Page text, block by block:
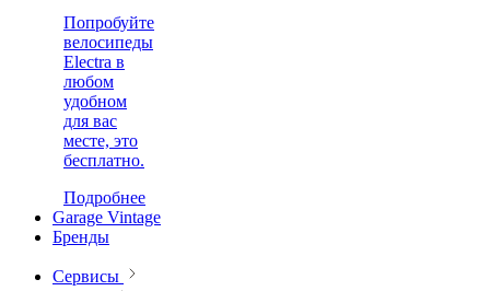
Попробуйте
велосипеды
Electra в
любом
удобном
для вас
месте, это
бесплатно.
Подробнее
Garage Vintage
Бренды
Сервисы